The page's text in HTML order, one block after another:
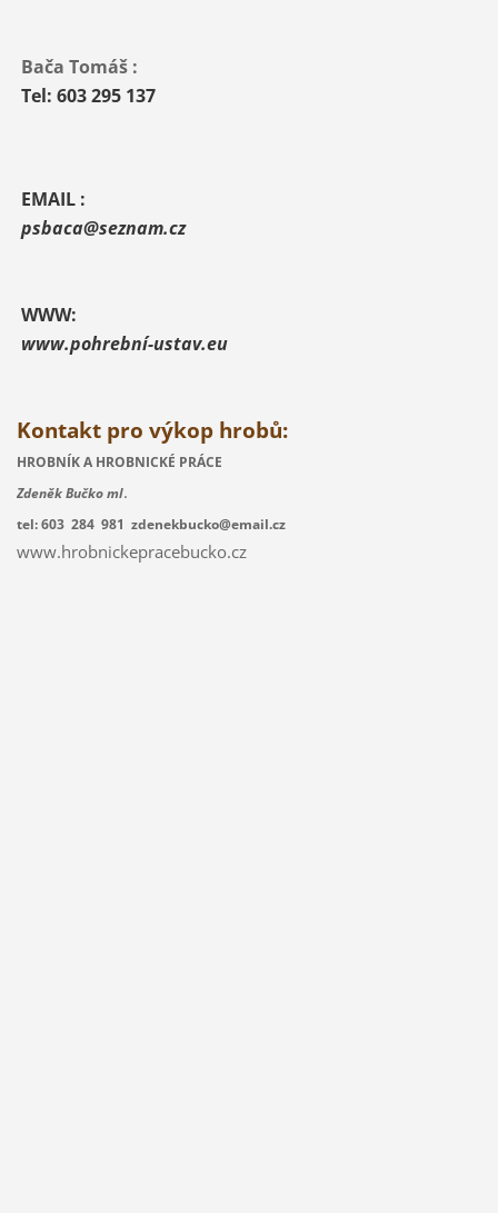
Bača Tomáš :
Tel: 603 295 137
EMAIL :
psbaca@seznam.cz
WWW:
www.pohrební-ustav.eu
Kontakt pro výkop hrobů:
HROBNÍK A HROBNICKÉ PRÁCE
Zdeněk Bučko ml.
tel: 603 284 981 zdenekbucko@email.cz
www.hrobnickepracebucko.cz